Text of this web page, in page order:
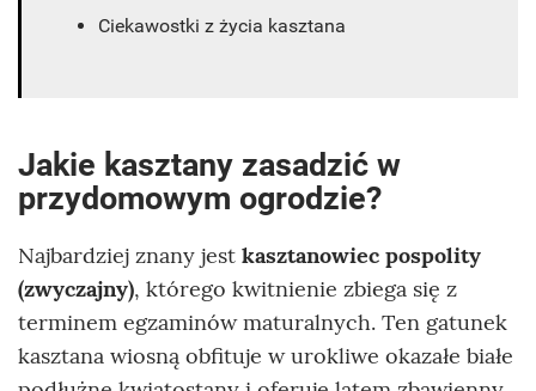
Ciekawostki z życia kasztana
Jakie kasztany zasadzić w
przydomowym ogrodzie?
Najbardziej znany jest kasztanowiec pospolity
(zwyczajny), którego kwitnienie zbiega się z
terminem egzaminów maturalnych. Ten gatunek
kasztana wiosną obfituje w urokliwe okazałe białe